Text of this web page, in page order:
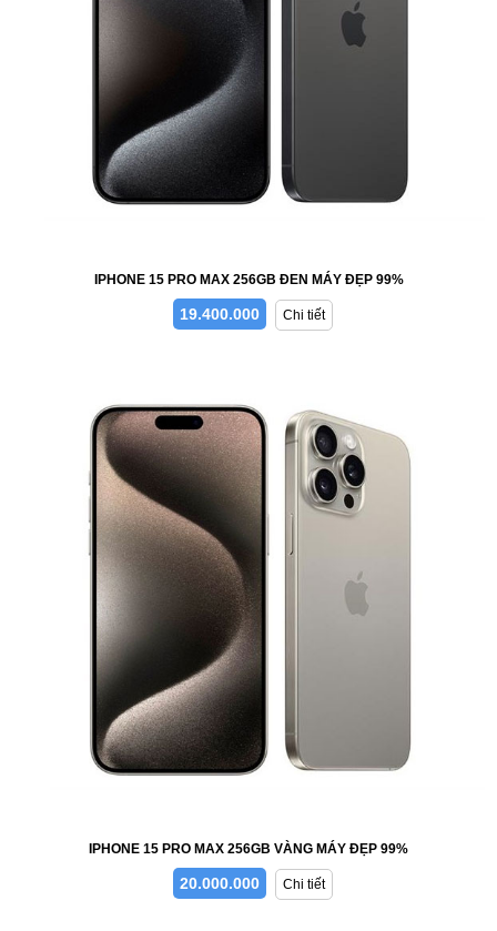
IPHONE 15 PRO MAX 256GB ĐEN MÁY ĐẸP 99%
19.400.000 Chi tiết
IPHONE 15 PRO MAX 256GB VÀNG MÁY ĐẸP 99%
20.000.000 Chi tiết